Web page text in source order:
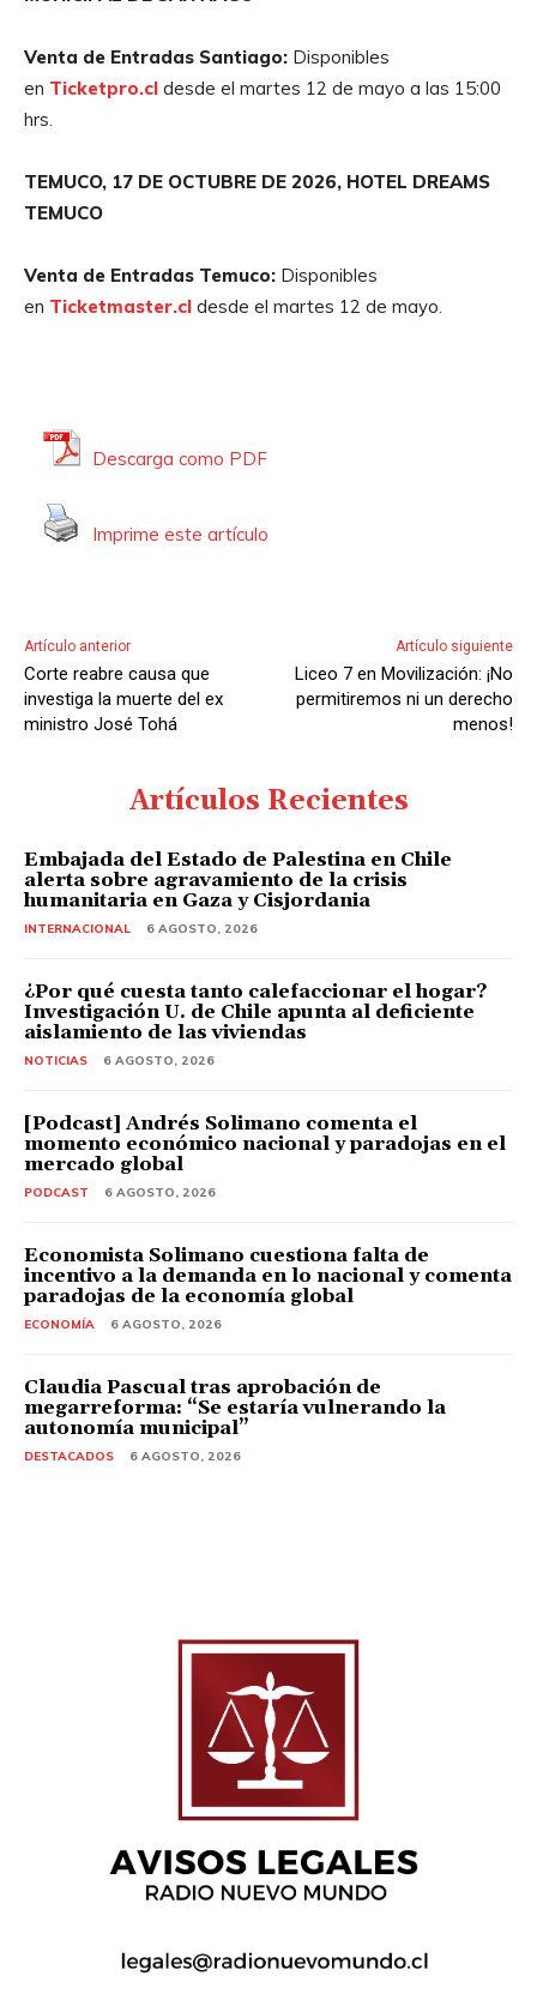
Venta de Entradas Santiago: Disponibles
en Ticketpro.cl desde el martes 12 de mayo a las 15:00
hrs.
TEMUCO, 17 DE OCTUBRE DE 2026, HOTEL DREAMS
TEMUCO
Venta de Entradas Temuco: Disponibles
en Ticketmaster.cl desde el martes 12 de mayo.
Descarga como PDF
Imprime este artículo
Artículo anterior
Corte reabre causa que
investiga la muerte del ex
ministro José Tohá
Artículo siguiente
Liceo 7 en Movilización: ¡No
permitiremos ni un derecho
menos!
Artículos Recientes
Embajada del Estado de Palestina en Chile
alerta sobre agravamiento de la crisis
humanitaria en Gaza y Cisjordania
INTERNACIONAL 6 AGOSTO, 2026
¿Por qué cuesta tanto calefaccionar el hogar?
Investigación U. de Chile apunta al deficiente
aislamiento de las viviendas
NOTICIAS 6 AGOSTO, 2026
[Podcast] Andrés Solimano comenta el
momento económico nacional y paradojas en el
mercado global
PODCAST 6 AGOSTO, 2026
Economista Solimano cuestiona falta de
incentivo a la demanda en lo nacional y comenta
paradojas de la economía global
ECONOMÍA 6 AGOSTO, 2026
Claudia Pascual tras aprobación de
megarreforma: “Se estaría vulnerando la
autonomía municipal”
DESTACADOS 6 AGOSTO, 2026